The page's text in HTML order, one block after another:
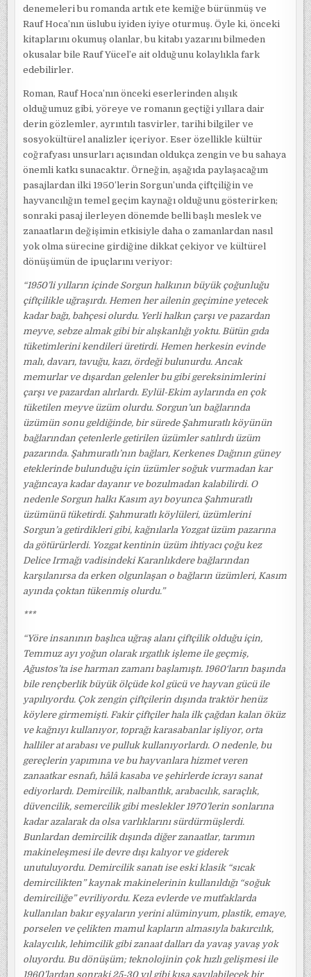
denemeleri bu romanda artık ete kemiğe bürünmüş ve
Rauf Hoca’nın üslubu iyiden iyiye oturmuş. Öyle ki, önceki
kitaplarını okumuş olanlar, bu kitabı yazarını bilmeden
okusalar bile Rauf Yücel’e ait olduğunu kolaylıkla fark
edebilirler.
Roman, Rauf Hoca’nın önceki eserlerinden alışık
olduğumuz gibi, yöreye ve romanın geçtiği yıllara dair
derin gözlemler, ayrıntılı tasvirler, tarihi bilgiler ve
sosyokültürel analizler içeriyor. Eser özellikle kültür
coğrafyası unsurları açısından oldukça zengin ve bu sahaya
önemli katkı sunacaktır. Örneğin, aşağıda paylaşacağım
pasajlardan ilki 1950’lerin Sorgun’unda çiftçiliğin ve
hayvancılığın temel geçim kaynağı olduğunu gösterirken;
sonraki pasaj ilerleyen dönemde belli başlı meslek ve
zanaatların değişimin etkisiyle daha o zamanlardan nasıl
yok olma sürecine girdiğine dikkat çekiyor ve kültürel
dönüşümün de ipuçlarını veriyor:
“1950’li yılların içinde Sorgun halkının büyük çoğunluğu
çiftçilikle uğraşırdı. Hemen her ailenin geçimine yetecek
kadar bağı, bahçesi olurdu. Yerli halkın çarşı ve pazardan
meyve, sebze almak gibi bir alışkanlığı yoktu. Bütün gıda
tüketimlerini kendileri üretirdi. Hemen herkesin evinde
malı, davarı, tavuğu, kazı, ördeği bulunurdu. Ancak
memurlar ve dışardan gelenler bu gibi gereksinimlerini
çarşı ve pazardan alırlardı. Eylül-Ekim aylarında en çok
tüketilen meyve üzüm olurdu. Sorgun’un bağlarında
üzümün sonu geldiğinde, bir sürede Şahmuratlı köyünün
bağlarından çetenlerle getirilen üzümler satılırdı üzüm
pazarında. Şahmuratlı’nın bağları, Kerkenes Dağının güney
eteklerinde bulunduğu için üzümler soğuk vurmadan kar
yağıncaya kadar dayanır ve bozulmadan kalabilirdi. O
nedenle Sorgun halkı Kasım ayı boyunca Şahmuratlı
üzümünü tüketirdi. Şahmuratlı köylüleri, üzümlerini
Sorgun’a getirdikleri gibi, kağnılarla Yozgat üzüm pazarına
da götürürlerdi. Yozgat kentinin üzüm ihtiyacı çoğu kez
Delice Irmağı vadisindeki Karanlıkdere bağlarından
karşılanırsa da erken olgunlaşan o bağların üzümleri, Kasım
ayında çoktan tükenmiş olurdu.”
***
“Yöre insanının başlıca uğraş alanı çiftçilik olduğu için,
Temmuz ayı yoğun olarak ırgatlık işleme ile geçmiş,
Ağustos’ta ise harman zamanı başlamıştı. 1960‘ların başında
bile rençberlik büyük ölçüde kol gücü ve hayvan gücü ile
yapılıyordu. Çok zengin çiftçilerin dışında traktör henüz
köylere girmemişti. Fakir çiftçiler hala ilk çağdan kalan öküz
ve kağnıyı kullanıyor, toprağı karasabanlar işliyor, orta
halliler at arabası ve pulluk kullanıyorlardı. O nedenle, bu
gereçlerin yapımına ve bu hayvanlara hizmet veren
zanaatkar esnafı, hâlâ kasaba ve şehirlerde icrayı sanat
ediyorlardı. Demircilik, nalbantlık, arabacılık, saraçlık,
düvencilik, semercilik gibi meslekler 1970’lerin sonlarına
kadar azalarak da olsa varlıklarını sürdürmüşlerdi.
Bunlardan demircilik dışında diğer zanaatlar, tarımın
makineleşmesi ile devre dışı kalıyor ve giderek
unutuluyordu. Demircilik sanatı ise eski klasik “sıcak
demircilikten” kaynak makinelerinin kullanıldığı “soğuk
demirciliğe” evriliyordu. Keza evlerde ve mutfaklarda
kullanılan bakır eşyaların yerini alüminyum, plastik, emaye,
porselen ve çelikten mamul kapların almasıyla bakırcılık,
kalaycılık, lehimcilik gibi zanaat dalları da yavaş yavaş yok
oluyordu. Bu dönüşüm; teknolojinin çok hızlı gelişmesi ile
1960’lardan sonraki 25-30 yıl gibi kısa sayılabilecek bir